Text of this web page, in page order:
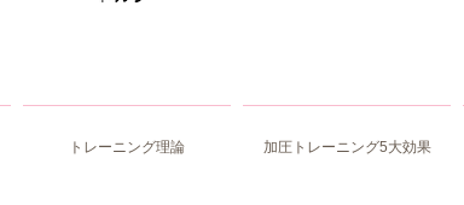
トレーニング理論 加圧トレーニング5大効果